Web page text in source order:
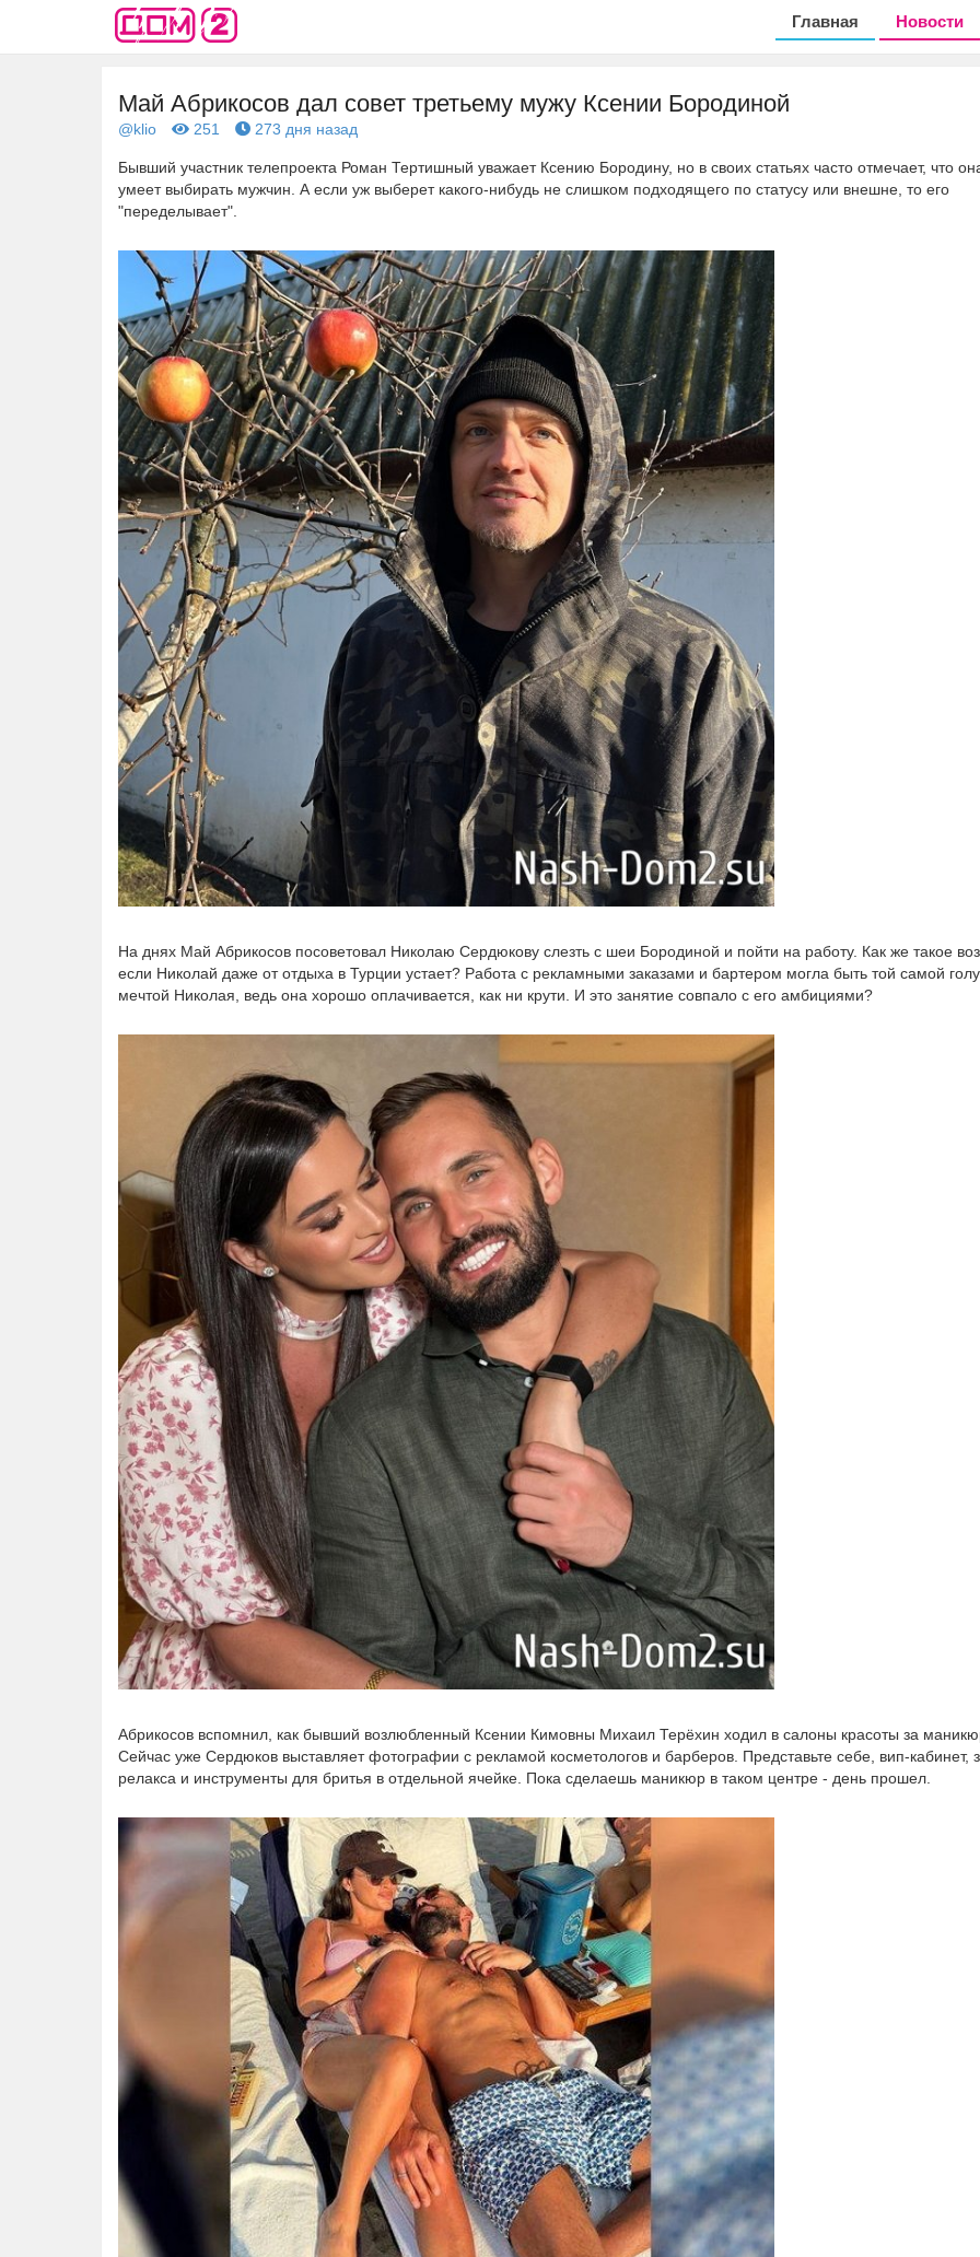
Главная Новости
Май Абрикосов дал совет третьему мужу Ксении Бородиной
@klio 251 273 дня назад
Бывший участник телепроекта Роман Тертишный уважает Ксению Бородину, но в своих статьях часто отмечает, что
умеет выбирать мужчин. А если уж выберет какого-нибудь не слишком подходящего по статусу или внешне, то его
"переделывает".
На днях Май Абрикосов посоветовал Николаю Сердюкову слезть с шеи Бородиной и пойти на работу. Как же такое
если Николай даже от отдыха в Турции устает? Работа с рекламными заказами и бартером могла быть той самой
мечтой Николая, ведь она хорошо оплачивается, как ни крути. И это занятие совпало с его амбициями?
Абрикосов вспомнил, как бывший возлюбленный Ксении Кимовны Михаил Терёхин ходил в салоны красоты за
Сейчас уже Сердюков выставляет фотографии с рекламой косметологов и барберов. Представьте себе, вип-кабинет,
релакса и инструменты для бритья в отдельной ячейке. Пока сделаешь маникюр в таком центре - день прошел.